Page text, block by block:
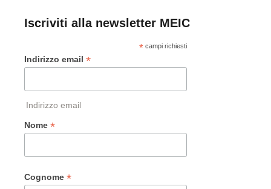
Iscriviti alla newsletter MEIC
*campi richiesti
Indirizzo email *
Indirizzo email
Nome *
Cognome *